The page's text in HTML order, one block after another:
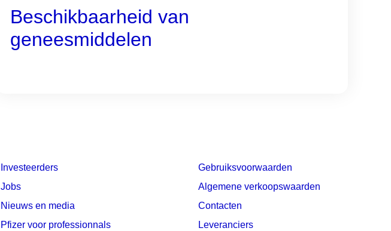
Beschikbaarheid van
geneesmiddelen
Investeerders
Jobs
Nieuws en media
Pfizer voor professionnals
Gebruiksvoorwaarden
Algemene verkoopswaarden
Contacten
Leveranciers